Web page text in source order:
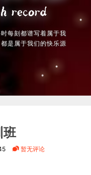
每刻都谱写着属于我
是属于我们的快乐源
班
暂无评论